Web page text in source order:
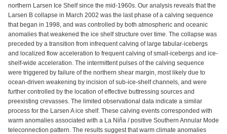
northern Larsen Ice Shelf since the mid-1960s. Our analysis reveals that the
Larsen B collapse in March 2002 was the last phase of a calving sequence
that began in 1998, and was controlled by both atmospheric and oceanic
anomalies that weakened the ice shelf structure over time. The collapse was
preceded by a transition from infrequent calving of large tabular-icebergs
and localized flow acceleration to frequent calving of small-icebergs and ice-
shelf-wide acceleration. The intermittent pulses of the calving sequence
were triggered by failure of the northern shear margin, most likely due to
ocean-driven weakening by incision of sub-ice-shelf channels, and were
further controlled by the location of effective buttressing sources and
preexisting crevasses. The limited observational data indicate a similar
process for the Larsen A ice shelf. These calving events corresponded with
warm anomalies associated with a La Niña / positive Southern Annular Mode
teleconnection pattern. The results suggest that warm climate anomalies